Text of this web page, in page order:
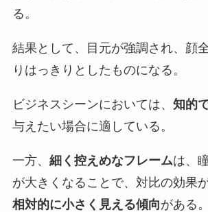
る。
結果として、目元が強調され、顔
りはっきりとしたものになる。
ビジネスシーンにおいては、 知的
与えたい場合に適している。
一方、 細く控えめなフレームは、
が大きくなることで、対比の効果が
相対的に小さく見える傾向がある。